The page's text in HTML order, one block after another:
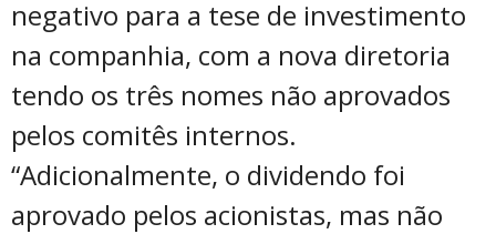
negativo para a tese de investimento
na companhia, com a nova diretoria
tendo os três nomes não aprovados
pelos comitês internos.
“Adicionalmente, o dividendo foi
aprovado pelos acionistas, mas não